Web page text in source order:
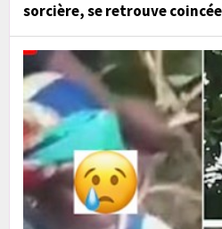
sorcière, se retrouve